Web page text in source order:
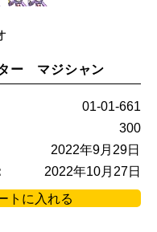
ー マジシャン
01-01-661
300
2022年9月29日
2022年10月27日
トに入れる